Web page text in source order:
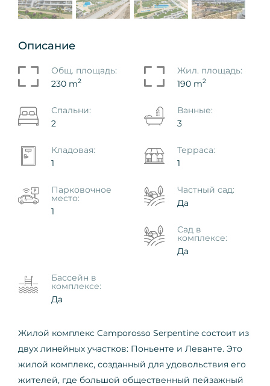
Описание
Общ. площадь:
230 m2
Жил. площадь:
190 m2
Спальни:
2
Ванные:
3
Кладовая:
1
Терраса:
1
Парковочное
место:
1
Частный сад:
Да
Сад в
комплексе:
Да
Бассейн в
комплексе:
Да
Жилой комплекс Camporosso Serpentine состоит из
двух линейных участков: Поньенте и Леванте. Это
жилой комплекс, созданный для удовольствия его
жителей, где большой общественный пейзажный